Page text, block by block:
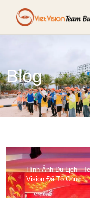
Blog
Hình Ảnh Du Lịch -
Vision Đã Tổ Chức